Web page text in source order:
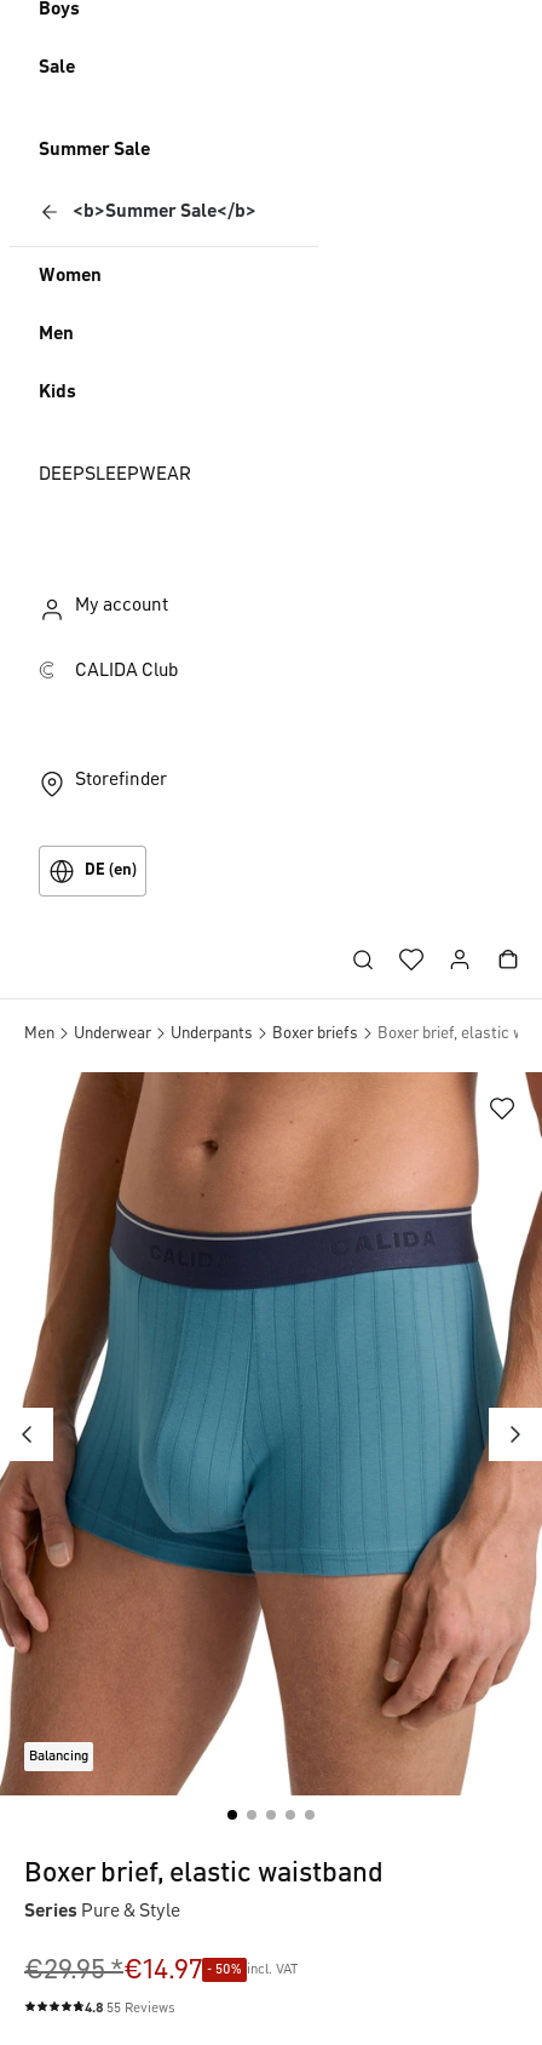
Boys
Sale
Summer Sale
<b>Summer Sale</b>
Women
Men
Kids
DEEPSLEEPWEAR
My account
CALIDA Club
Storefinder
DE (en)
Men Underwear Underpants Boxer briefs Boxer brief, elastic
Balancing
Boxer brief, elastic waistband
Series Pure & Style
€29.95 *€14.97 - 50% incl. VAT
Average rating of 4.8 out of 5 stars
4.8 55 Reviews